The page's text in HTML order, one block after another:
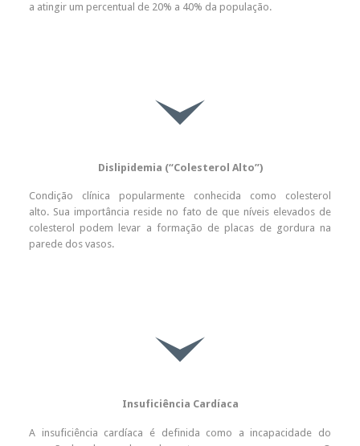
a atingir um percentual de 20% a 40% da população.

Dislipidemia (“Colesterol Alto”)
Condição clínica popularmente conhecida como colesterol
alto. Sua importância reside no fato de que níveis elevados de
colesterol podem levar a formação de placas de gordura na
parede dos vasos.

Insuficiência Cardíaca
A insuficiência cardíaca é definida como a incapacidade do